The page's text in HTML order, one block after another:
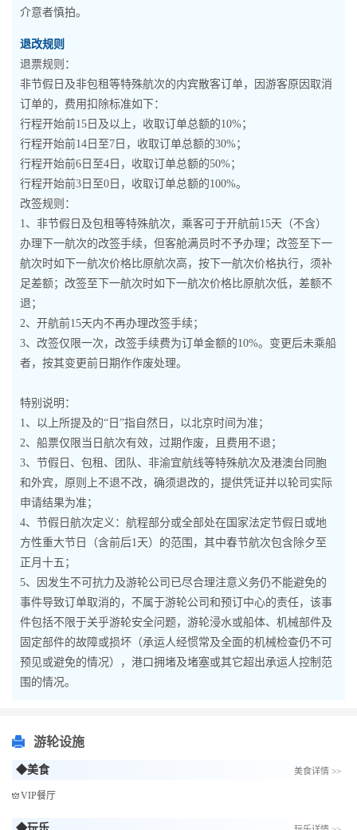
介意者慎拍。
退改规则
退票规则：
非节假日及非包租等特殊航次的内宾散客订单，因游客原因取消
订单的，费用扣除标准如下：
行程开始前15日及以上，收取订单总额的10%；
行程开始前14日至7日，收取订单总额的30%；
行程开始前6日至4日，收取订单总额的50%；
行程开始前3日至0日，收取订单总额的100%。
改签规则：
1、非节假日及包租等特殊航次，乘客可于开航前15天（不含）
办理下一航次的改签手续，但客舱满员时不予办理；改签至下一
航次时如下一航次价格比原航次高，按下一航次价格执行，须补
足差额；改签至下一航次时如下一航次价格比原航次低，差额不
退；
2、开航前15天内不再办理改签手续；
3、改签仅限一次，改签手续费为订单金额的10%。变更后未乘船
者，按其变更前日期作作废处理。
特别说明：
1、以上所提及的“日”指自然日，以北京时间为准；
2、船票仅限当日航次有效，过期作废，且费用不退；
3、节假日、包租、团队、非渝宜航线等特殊航次及港澳台同胞
和外宾，原则上不退不改，确须退改的，提供凭证并以轮司实际
申请结果为准；
4、节假日航次定义：航程部分或全部处在国家法定节假日或地
方性重大节日（含前后1天）的范围，其中春节航次包含除夕至
正月十五；
5、因发生不可抗力及游轮公司已尽合理注意义务仍不能避免的
事件导致订单取消的，不属于游轮公司和预订中心的责任，该事
件包括不限于关乎游轮安全问题，游轮浸水或船体、机械部件及
固定部件的故障或损坏（承运人经惯常及全面的机械检查仍不可
预见或避免的情况），港口拥堵及堵塞或其它超出承运人控制范
围的情况。
游轮设施
◆美食 美食详情 >>
VIP餐厅